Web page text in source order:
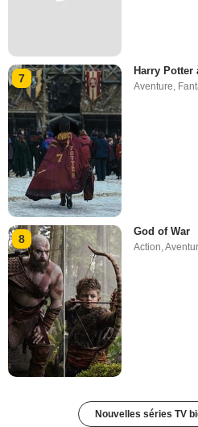
7
Harry
Aventure,
8
God of War
Action ,
Nouvelles séries TV